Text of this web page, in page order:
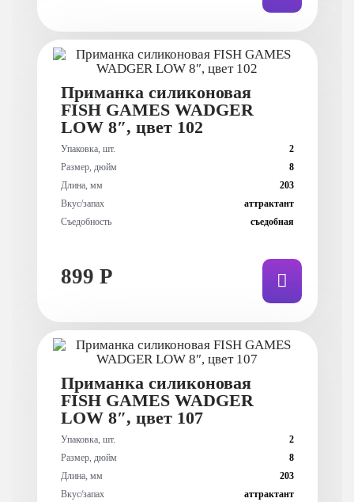
Приманка силиконовая
FISH GAMES WADGER
LOW 8″, цвет 102
Упаковка, шт.
2
Размер, дюйм
8
Длина, мм
203
Вкус/запах
аттрактант
Съедобность
съедобная
899 Р
Приманка силиконовая
FISH GAMES WADGER
LOW 8″, цвет 107
Упаковка, шт.
2
Размер, дюйм
8
Длина, мм
203
Вкус/запах
аттрактант